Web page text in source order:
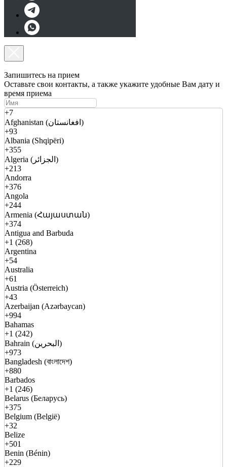
Запишитесь на прием
Оставьте свои контакты, а также укажите удобные Вам дату и
время приема
+7
Afghanistan (افغانستان)
+93
Albania (Shqipëri)
+355
Algeria (الجزائر)
+213
Andorra
+376
Angola
+244
Armenia (Հայաստան)
+374
Antigua and Barbuda
+1 (268)
Argentina
+54
Australia
+61
Austria (Österreich)
+43
Azerbaijan (Azərbaycan)
+994
Bahamas
+1 (242)
Bahrain (البحرين)
+973
Bangladesh (বাংলাদেশ)
+880
Barbados
+1 (246)
Belarus (Беларусь)
+375
Belgium (België)
+32
Belize
+501
Benin (Bénin)
+229